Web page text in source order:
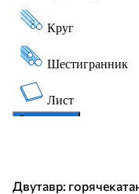
Двутавр: